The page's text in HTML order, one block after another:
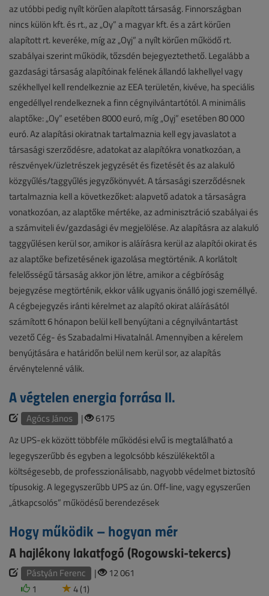
az utóbbi pedig nyílt körűen alapított társaság. Finnországban
nincs külön kft. és rt., az „Oy” a magyar kft. és a zárt körűen
alapított rt. keveréke, míg az „Oyj” a nyílt körűen működő rt.
szabályai szerint működik, tőzsdén bejegyeztethető. Legalább a
gazdasági társaság alapítóinak felének állandó lakhellyel vagy
székhellyel kell rendelkeznie az EEA területén, kivéve, ha speciális
engedéllyel rendelkeznek a finn cégnyilvántartótól. A minimális
alaptőke: „Oy” esetében 8000 euró, míg „Oyj” esetében 80 000
euró. Az alapítási okiratnak tartalmaznia kell egy javaslatot a
társasági szerződésre, adatokat az alapítókra vonatkozóan, a
részvények/üzletrészek jegyzését és fizetését és az alakuló
közgyűlés/taggyűlés jegyzőkönyvét. A társasági szerződésnek
tartalmaznia kell a következőket: alapvető adatok a társaságra
vonatkozóan, az alaptőke mértéke, az adminisztráció szabályai és
a számviteli év/gazdasági év megjelölése. Az alapításra az alakuló
taggyűlésen kerül sor, amikor is aláírásra kerül az alapítói okirat és
az alaptőke befizetésének igazolása megtörténik. A korlátolt
felelősségű társaság akkor jön létre, amikor a cégbíróság
bejegyzése megtörténik, ekkor válik ugyanis önálló jogi személlyé.
A cégbejegyzés iránti kérelmet az alapító okirat aláírásától
számított 6 hónapon belül kell benyújtani a cégnyilvántartást
vezető Cég- és Szabadalmi Hivatalnál. Amennyiben a kérelem
benyújtására e határidőn belül nem kerül sor, az alapítás
érvénytelenné válik.
A végtelen energia forrása II.
Agócs János |
6175
Az UPS-ek között többféle működési elvű is megtalálható a
legegyszerűbb és egyben a legolcsóbb készülékektől a
költségesebb, de professzionálisabb, nagyobb védelmet biztosító
típusokig. A legegyszerűbb UPS az ún. Off-line, vagy egyszerűen
„átkapcsolós” működésű berendezések
Hogy működik – hogyan mér
A hajlékony lakatfogó (Rogowski-tekercs)
Pástyán Ferenc |
12 061
1
4 (1)